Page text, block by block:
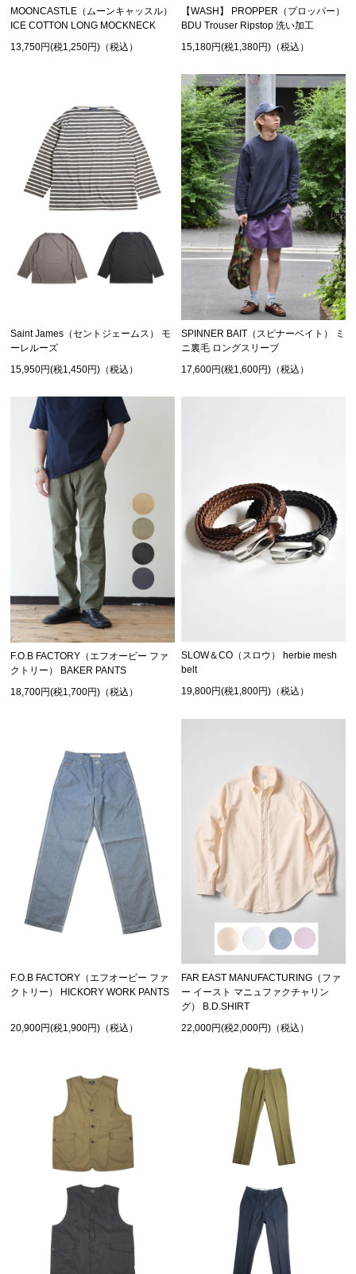
MOONCASTLE（ムーンキャッスル）
ICE COTTON LONG MOCKNECK
13,750円(税1,250円)（税込）
【WASH】 PROPPER（プロッパー）
BDU Trouser Ripstop 洗い加工
15,180円(税1,380円)（税込）
Saint James（セントジェームス） モ
ーレルーズ
15,950円(税1,450円)（税込）
SPINNER BAIT（スピナーベイト） ミ
ニ裏毛 ロングスリーブ
17,600円(税1,600円)（税込）
F.O.B FACTORY（エフオービー ファ
クトリー） BAKER PANTS
18,700円(税1,700円)（税込）
SLOW＆CO（スロウ） herbie mesh
belt
19,800円(税1,800円)（税込）
F.O.B FACTORY（エフオービー ファ
クトリー） HICKORY WORK PANTS
20,900円(税1,900円)（税込）
FAR EAST MANUFACTURING（ファ
ー イースト マニュファクチャリン
グ） B.D.SHIRT
22,000円(税2,000円)（税込）